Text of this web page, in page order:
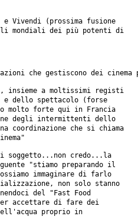
e Vivendi (prossima fusione
mondiali dei più potenti di
che gestiscono dei
insieme a moltissimi registi
dello spettacolo (forse
molto forte qui in Francia
degli intermittenti dello
coordinazione che si chiama
soggetto...non credo...la
"stiamo preparando il
immaginare di farlo
non solo stanno
del "Fast Food
accettare di fare dei
proprio in